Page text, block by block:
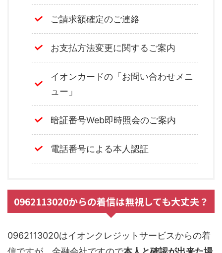
ご請求額確定のご連絡
お支払方法変更に関するご案内
イオンカードの「お問い合わせメニ
ュー」
暗証番号Web即時照会のご案内
電話番号による本人認証
0962113020からの着信は無視しても大丈夫？
0962113020はイオンクレジットサービスからの着